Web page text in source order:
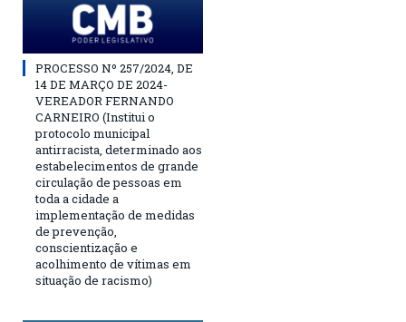
PROCESSO Nº 257/2024, DE
14 DE MARÇO DE 2024-
VEREADOR FERNANDO
CARNEIRO (Institui o
protocolo municipal
antirracista, determinado aos
estabelecimentos de grande
circulação de pessoas em
toda a cidade a
implementação de medidas
de prevenção,
conscientização e
acolhimento de vítimas em
situação de racismo)